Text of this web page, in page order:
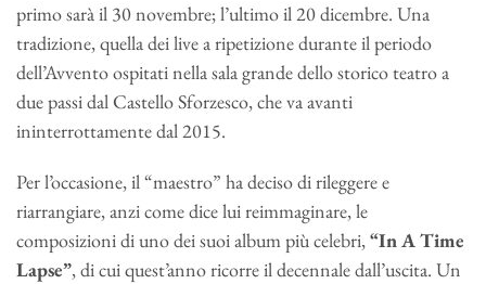
primo sarà il 30 novembre; l’ultimo il 20 dicembre. Una
tradizione, quella dei live a ripetizione durante il periodo
dell’Avvento ospitati nella sala grande dello storico teatro a
due passi dal Castello Sforzesco, che va avanti
ininterrottamente dal 2015.
Per l’occasione, il “maestro” ha deciso di rileggere e
riarrangiare, anzi come dice lui reimmaginare, le
composizioni di uno dei suoi album più celebri,“In A Time
Lapse”, di cui quest’anno ricorre il decennale dall’uscita. Un